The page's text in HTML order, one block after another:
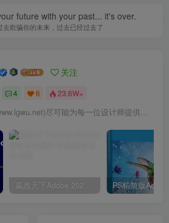
future with your past... it's over.
去欺骗你的未来，过去已经过去了
关注
4 6 23.6W+
灵感屋(www.lgwu.net)尽可能为每一位设计师提供更全面、更精致、更具有创意感的设计素材。努力成为景观设计师展示实力和互相学习的优质网络资源发布平台。
嬴政天下Adobe 2024大师版全家桶中文破解直装